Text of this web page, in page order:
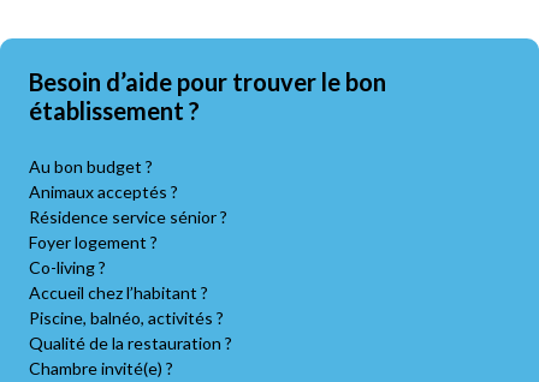
Besoin d’aide pour trouver le bon
établissement ?
Au bon budget ?
Animaux acceptés ?
Résidence service sénior ?
Foyer logement ?
Co-living ?
Accueil chez l’habitant ?
Piscine, balnéo, activités ?
Qualité de la restauration ?
Chambre invité(e) ?